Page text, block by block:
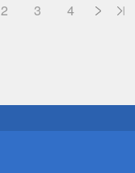
2 3 4